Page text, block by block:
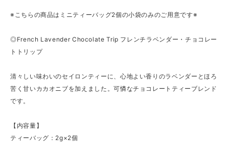
※こちらの商品はミニティーバッグ2個の小袋のみのご用意です※
◎French Lavender Chocolate Trip フレンチラベンダー・チョコレー
トトリップ
清々しい味わいのセイロンティーに、心地よい香りのラベンダーとほろ
苦く甘いカカオニブを加えました。可憐なチョコレートティーブレンド
です。
【内容量】
ティーバッグ：2g×2個